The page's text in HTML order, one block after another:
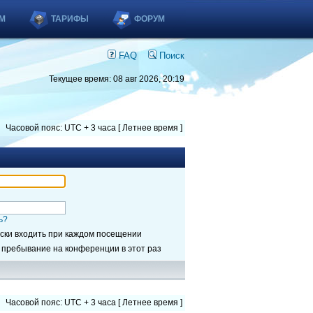
ТАРИФЫ ФОРУМ
FAQ Поиск
Текущее время: 08 авг 2026, 20:19
Часовой пояс: UTC + 3 часа [ Летнее время ]
входить при каждом посещении
на конференции в этот раз
Часовой пояс: UTC + 3 часа [ Летнее время ]